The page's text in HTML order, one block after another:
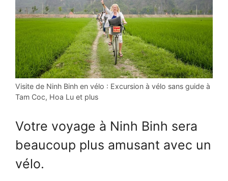
Visite de Ninh Binh en vélo : Excursion à vélo sans guide à
Tam Coc, Hoa Lu et plus
Votre voyage à Ninh Binh sera
beaucoup plus amusant avec un
vélo.